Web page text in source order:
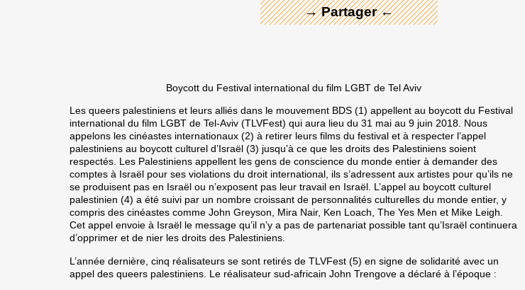
→ Partager ←
Boycott du Festival international du film LGBT de Tel Aviv
Les queers palestiniens et leurs alliés dans le mouvement BDS (1) appellent au boycott du Festival
international du film LGBT de Tel-Aviv (TLVFest) qui aura lieu du 31 mai au 9 juin 2018. Nous
appelons les cinéastes internationaux (2) à retirer leurs films du festival et à respecter l’appel
palestiniens au boycott culturel d’Israël (3) jusqu’à ce que les droits des Palestiniens soient
respectés. Les Palestiniens appellent les gens de conscience du monde entier à demander des
comptes à Israël pour ses violations du droit international, ils s’adressent aux artistes pour qu’ils ne
se produisent pas en Israël ou n’exposent pas leur travail en Israël. L’appel au boycott culturel
palestinien (4) a été suivi par un nombre croissant de personnalités culturelles du monde entier, y
compris des cinéastes comme John Greyson, Mira Nair, Ken Loach, The Yes Men et Mike Leigh.
Cet appel envoie à Israël le message qu’il n’y a pas de partenariat possible tant qu’Israël continuera
d’opprimer et de nier les droits des Palestiniens.
L’année dernière, cinq réalisateurs se sont retirés de TLVFest (5) en signe de solidarité avec un
appel des queers palestiniens. Le réalisateur sud-africain John Trengove a déclaré à l’époque :